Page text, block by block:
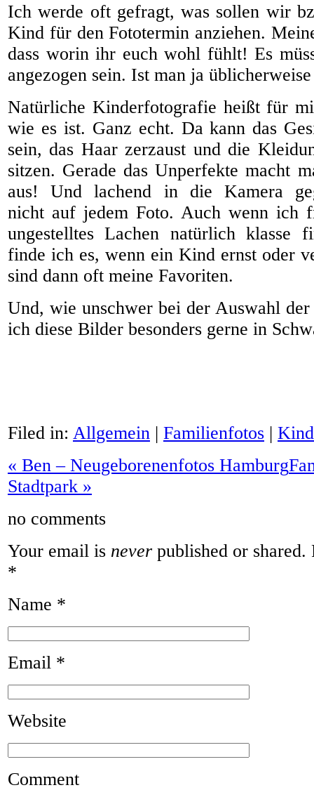
Ich werde oft gefragt, was sollen wir
Kind für den Fototermin anziehen.
dass worin ihr euch wohl fühlt! Es
angezogen sein. Ist man ja
Natürliche Kinderfotografie heißt für
wie es ist. Ganz echt. Da kann das
sein, das Haar zerzaust und die
sitzen. Gerade das Unperfekte macht
aus! Und lachend in die Kamera
nicht auf jedem Foto. Auch wenn ich
ungestelltes Lachen natürlich klasse
finde ich es, wenn ein Kind ernst oder
sind dann oft meine Favoriten.
Und, wie unschwer bei der Auswahl
ich diese Bilder besonders gerne in
Filed in: Allgemein | Familienfotos |
« Ben – Neugeborenenfotos Hamburg
Stadtpark »
no comments
Your email is never published or
*
Name *
Email *
Website
Comment